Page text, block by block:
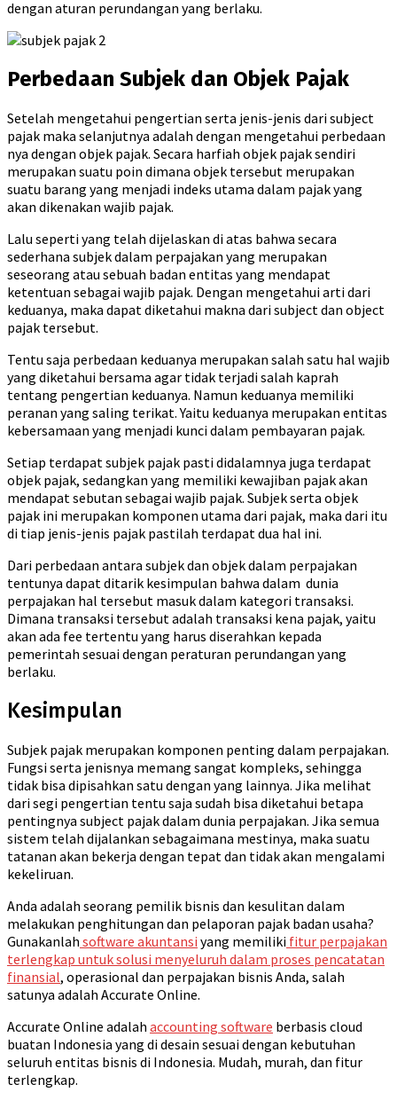
dengan aturan perundangan yang berlaku.
Perbedaan Subjek dan Objek Pajak
Setelah mengetahui pengertian serta jenis-jenis dari subject
pajak maka selanjutnya adalah dengan mengetahui perbedaan
nya dengan objek pajak. Secara harfiah objek pajak sendiri
merupakan suatu poin dimana objek tersebut merupakan
suatu barang yang menjadi indeks utama dalam pajak yang
akan dikenakan wajib pajak.
Lalu seperti yang telah dijelaskan di atas bahwa secara
sederhana subjek dalam perpajakan yang merupakan
seseorang atau sebuah badan entitas yang mendapat
ketentuan sebagai wajib pajak. Dengan mengetahui arti dari
keduanya, maka dapat diketahui makna dari subject dan object
pajak tersebut.
Tentu saja perbedaan keduanya merupakan salah satu hal wajib
yang diketahui bersama agar tidak terjadi salah kaprah
tentang pengertian keduanya. Namun keduanya memiliki
peranan yang saling terikat. Yaitu keduanya merupakan entitas
kebersamaan yang menjadi kunci dalam pembayaran pajak.
Setiap terdapat subjek pajak pasti didalamnya juga terdapat
objek pajak, sedangkan yang memiliki kewajiban pajak akan
mendapat sebutan sebagai wajib pajak. Subjek serta objek
pajak ini merupakan komponen utama dari pajak, maka dari itu
di tiap jenis-jenis pajak pastilah terdapat dua hal ini.
Dari perbedaan antara subjek dan objek dalam perpajakan
tentunya dapat ditarik kesimpulan bahwa dalam dunia
perpajakan hal tersebut masuk dalam kategori transaksi.
Dimana transaksi tersebut adalah transaksi kena pajak, yaitu
akan ada fee tertentu yang harus diserahkan kepada
pemerintah sesuai dengan peraturan perundangan yang
berlaku.
Kesimpulan
Subjek pajak merupakan komponen penting dalam perpajakan.
Fungsi serta jenisnya memang sangat kompleks, sehingga
tidak bisa dipisahkan satu dengan yang lainnya. Jika melihat
dari segi pengertian tentu saja sudah bisa diketahui betapa
pentingnya subject pajak dalam dunia perpajakan. Jika semua
sistem telah dijalankan sebagaimana mestinya, maka suatu
tatanan akan bekerja dengan tepat dan tidak akan mengalami
kekeliruan.
Anda adalah seorang pemilik bisnis dan kesulitan dalam
melakukan penghitungan dan pelaporan pajak badan usaha?
Gunakanlah software akuntansi yang memiliki fitur perpajakan
terlengkap untuk solusi menyeluruh dalam proses pencatatan
finansial, operasional dan perpajakan bisnis Anda, salah
satunya adalah Accurate Online.
Accurate Online adalah accounting software berbasis cloud
buatan Indonesia yang di desain sesuai dengan kebutuhan
seluruh entitas bisnis di Indonesia. Mudah, murah, dan fitur
terlengkap.